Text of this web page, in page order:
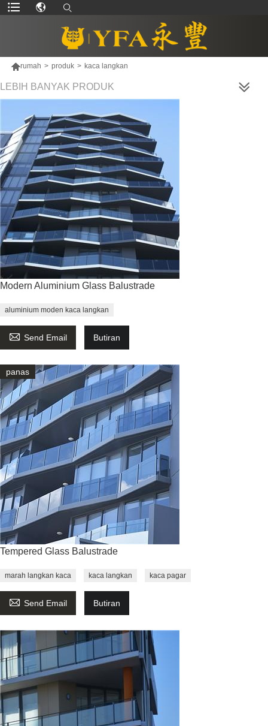
rumah > produk > kaca langkan
LEBIH BANYAK PRODUK
Modern Aluminium Glass Balustrade
aluminium moden kaca langkan
 Send Email Butiran
panas
Tempered Glass Balustrade
marah langkan kaca kaca langkan kaca pagar
 Send Email Butiran